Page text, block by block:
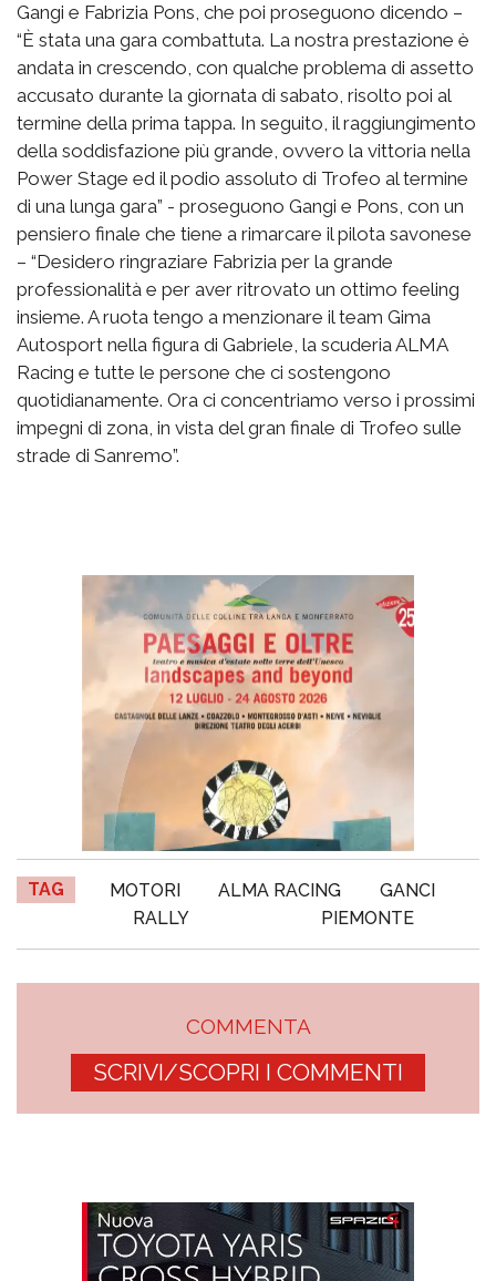
Gangi e Fabrizia Pons, che poi proseguono dicendo –
“È stata una gara combattuta. La nostra prestazione è
andata in crescendo, con qualche problema di assetto
accusato durante la giornata di sabato, risolto poi al
termine della prima tappa. In seguito, il raggiungimento
della soddisfazione più grande, ovvero la vittoria nella
Power Stage ed il podio assoluto di Trofeo al termine
di una lunga gara” - proseguono Gangi e Pons, con un
pensiero finale che tiene a rimarcare il pilota savonese
– “Desidero ringraziare Fabrizia per la grande
professionalità e per aver ritrovato un ottimo feeling
insieme. A ruota tengo a menzionare il team Gima
Autosport nella figura di Gabriele, la scuderia ALMA
Racing e tutte le persone che ci sostengono
quotidianamente. Ora ci concentriamo verso i prossimi
impegni di zona, in vista del gran finale di Trofeo sulle
strade di Sanremo”.
TAG MOTORI ALMA RACING
GANCI
RALLY
PIEMONTE
COMMENTA
SCRIVI/SCOPRI I COMMENTI